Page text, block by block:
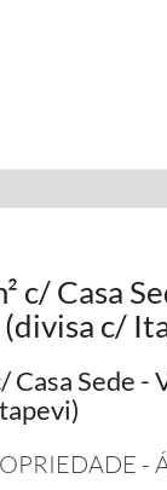
c/ Casa
(divisa c/
Casa Sede
-